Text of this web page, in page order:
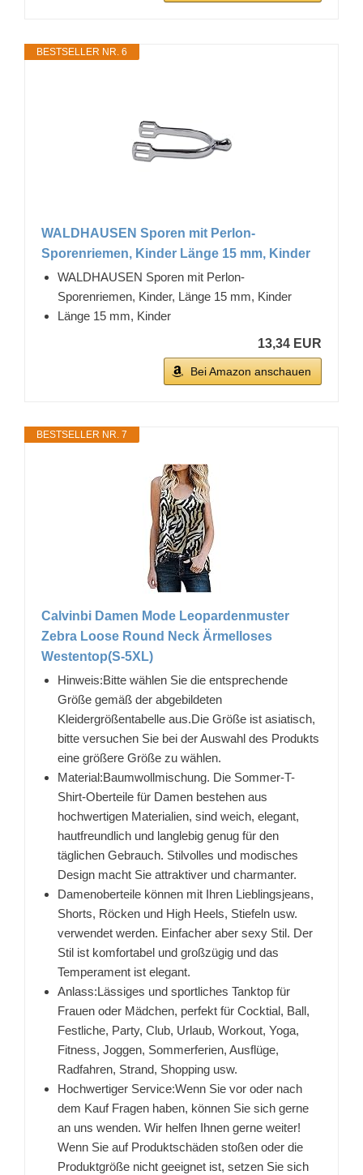
BESTSELLER NR. 6
WALDHAUSEN Sporen mit Perlon-
Sporenriemen, Kinder Länge 15 mm, Kinder
WALDHAUSEN Sporen mit Perlon-
Sporenriemen, Kinder, Länge 15 mm, Kinder
Länge 15 mm, Kinder
13,34 EUR
Bei Amazon anschauen
BESTSELLER NR. 7
Calvinbi Damen Mode Leopardenmuster
Zebra Loose Round Neck Ärmelloses
Westentop(S-5XL)
Hinweis:Bitte wählen Sie die entsprechende
Größe gemäß der abgebildeten
Kleidergrößentabelle aus.Die Größe ist asiatisch,
bitte versuchen Sie bei der Auswahl des Produkts
eine größere Größe zu wählen.
Material:Baumwollmischung. Die Sommer-T-
Shirt-Oberteile für Damen bestehen aus
hochwertigen Materialien, sind weich, elegant,
hautfreundlich und langlebig genug für den
täglichen Gebrauch. Stilvolles und modisches
Design macht Sie attraktiver und charmanter.
Damenoberteile können mit Ihren Lieblingsjeans,
Shorts, Röcken und High Heels, Stiefeln usw.
verwendet werden. Einfacher aber sexy Stil. Der
Stil ist komfortabel und großzügig und das
Temperament ist elegant.
Anlass:Lässiges und sportliches Tanktop für
Frauen oder Mädchen, perfekt für Cocktial, Ball,
Festliche, Party, Club, Urlaub, Workout, Yoga,
Fitness, Joggen, Sommerferien, Ausflüge,
Radfahren, Strand, Shopping usw.
Hochwertiger Service:Wenn Sie vor oder nach
dem Kauf Fragen haben, können Sie sich gerne
an uns wenden. Wir helfen Ihnen gerne weiter!
Wenn Sie auf Produktschäden stoßen oder die
Produktgröße nicht geeignet ist, setzen Sie sich